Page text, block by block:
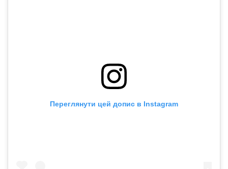
Переглянути цей допис в Instagram